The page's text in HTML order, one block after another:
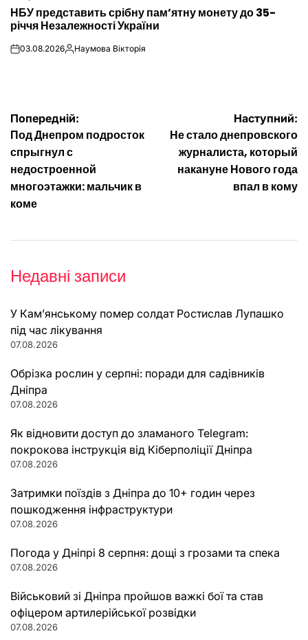
У
НБУ представить срібну пам’ятну монету до 35-
річчя Незалежності України
on03.08.2026Опубліковано
Наумова Вікторія
Навігація
записів
Попередній:
Под Днепром подросток
спрыгнул с
недостроенной
многоэтажки: мальчик в
коме
Наступний:
Не стало днепровского
журналиста, который
накануне Нового года
впал в кому
Недавні записи
У Кам’янському помер солдат Ростислав Лупашко
під час лікування
07.08.2026
Обрізка рослин у серпні: поради для садівників
Дніпра
07.08.2026
Як відновити доступ до зламаного Telegram:
покрокова інструкція від Кіберполіції Дніпра
07.08.2026
Затримки поїздів з Дніпра до 10+ годин через
пошкодження інфраструктури
07.08.2026
Погода у Дніпрі 8 серпня: дощі з грозами та спека
07.08.2026
Військовий зі Дніпра пройшов важкі бої та став
офіцером артилерійської розвідки
07.08.2026